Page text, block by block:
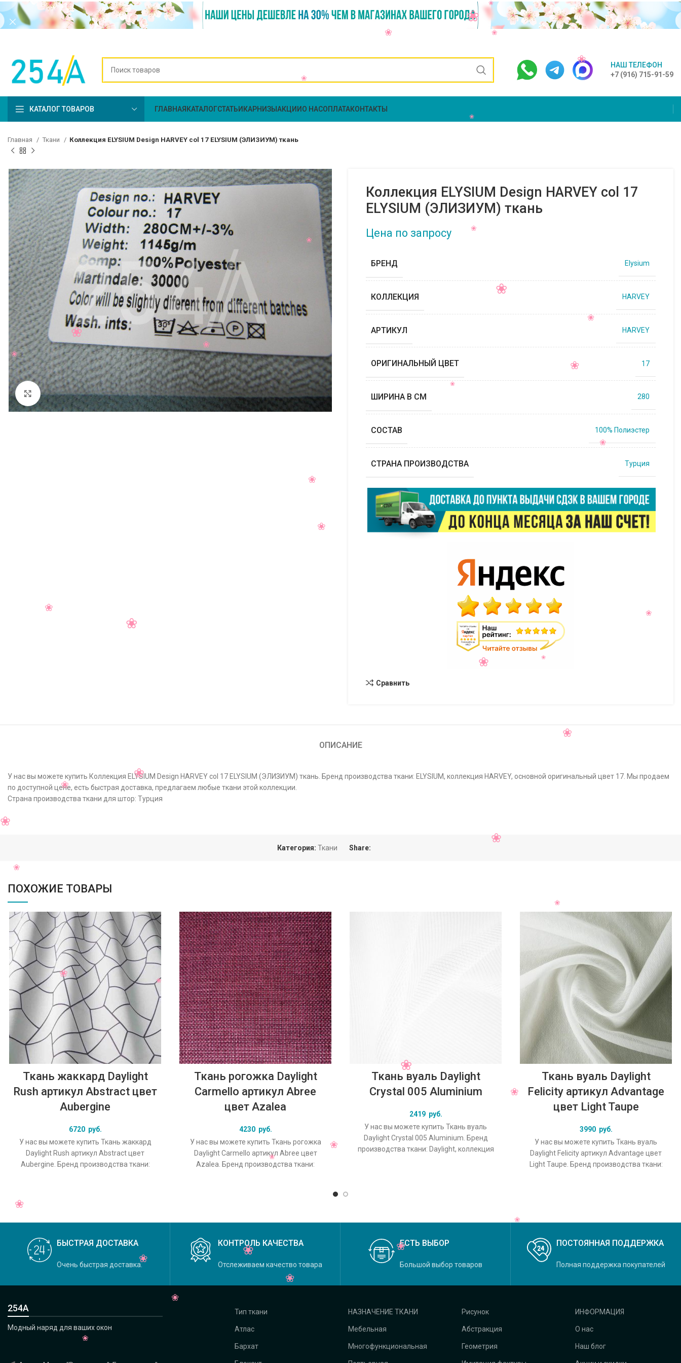
НАШ ТЕЛЕФОН
+7 (916) 715-91-59
КАТАЛОГ ТОВАРОВ ГЛАВНАЯ КАТАЛОГСТАТЬИ КАРНИЗЫ АКЦИИ О НАСОПЛАТАКОНТАКТЫ
Главная Ткани Коллекция ELYSIUM Design HARVEY col 17 ELYSIUM (ЭЛИЗИУМ) ткань
Нажмите, чтобы увеличить
Коллекция ELYSIUM Design HARVEY col 17
ELYSIUM (ЭЛИЗИУМ) ткань
Цена по запросу
БРЕНД Elysium
КОЛЛЕКЦИЯ HARVEY
АРТИКУЛ HARVEY
ОРИГИНАЛЬНЫЙ ЦВЕТ 17
ШИРИНА В СМ 280
СОСТАВ 100% Полиэстер
СТРАНА ПРОИЗВОДСТВА Турция
Сравнить
ОПИСАНИЕ
У нас вы можете купить Коллекция ELYSIUM Design HARVEY col 17 ELYSIUM (ЭЛИЗИУМ) ткань. Бренд производства ткани: ELYSIUM, коллекция HARVEY, основной оригинальный цвет 17. Мы продаем
по доступной цене, есть быстрая доставка, предлагаем любые ткани этой коллекции.
Страна производства ткани для штор: Турция
Категория: Ткани Share:
ПОХОЖИЕ ТОВАРЫ
Ткань жаккард Daylight
Rush артикул Abstract цвет
Aubergine
6720 руб.
У нас вы можете купить Ткань жаккард
Daylight Rush артикул Abstract цвет
Aubergine. Бренд производства ткани:
Ткань рогожка Daylight
Carmello артикул Abree
цвет Azalea
4230 руб.
У нас вы можете купить Ткань рогожка
Daylight Carmello артикул Abree цвет
Azalea. Бренд производства ткани:
Ткань вуаль Daylight
Crystal 005 Aluminium
2419 руб.
У нас вы можете купить Ткань вуаль
Daylight Crystal 005 Aluminium. Бренд
производства ткани: Daylight, коллекция
Ткань вуаль Daylight
Felicity артикул Advantage
цвет Light Taupe
3990 руб.
У нас вы можете купить Ткань вуаль
Daylight Felicity артикул Advantage цвет
Light Taupe. Бренд производства ткани:
БЫСТРАЯ ДОСТАВКА
Очень быстрая доставка.
КОНТРОЛЬ КАЧЕСТВА
Отслеживаем качество товара
ЕСТЬ ВЫБОР
Большой выбор товаров
ПОСТОЯННАЯ ПОДДЕРЖКА
Полная поддержка покупателей
254А
Модный наряд для ваших окон
Тип ткани
Атлас
Бархат
НАЗНАЧЕНИЕ ТКАНИ
Мебельная
Многофункциональная
Рисунок
Абстракция
Геометрия
ИНФОРМАЦИЯ
О нас
Наш блог